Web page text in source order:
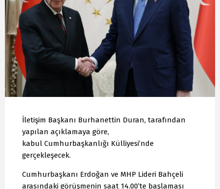
İletişim Başkanı Burhanettin Duran, tarafından
yapılan açıklamaya göre,
kabul Cumhurbaşkanlığı Külliyesi’nde
gerçekleşecek.
Cumhurbaşkanı Erdoğan ve MHP Lideri Bahçeli
arasındaki görüşmenin saat 14.00’te başlaması